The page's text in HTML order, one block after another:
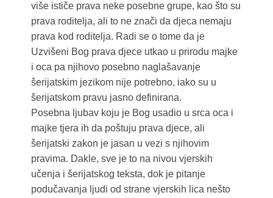
više ističe prava neke posebne grupe, kao što su
prava roditelja, ali to ne znači da djeca nemaju
prava kod roditelja. Radi se o tome da je
Uzvišeni Bog prava djece utkao u prirodu majke
i oca pa njihovo posebno naglašavanje
šerijatskim jezikom nije potrebno, iako su u
šerijatskom pravu jasno definirana.
Posebna ljubav koju je Bog usadio u srca oca i
majke tjera ih da poštuju prava djece, ali
šerijatski zakon je jasan u vezi s njihovim
pravima. Dakle, sve je to na nivou vjerskih
učenja i šerijatskog teksta, dok je pitanje
podučavanja ljudi od strane vjerskih lica nešto